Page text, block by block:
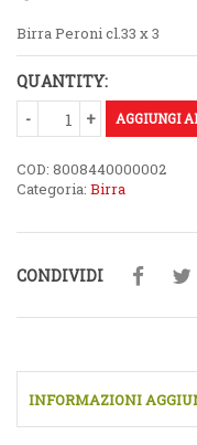
Birra Peroni cl.33 x 3
QUANTITY:
AGGIUNGI
COD: 8008440000002
Categoria: Birra
CONDIVIDI
INFORMAZIONI